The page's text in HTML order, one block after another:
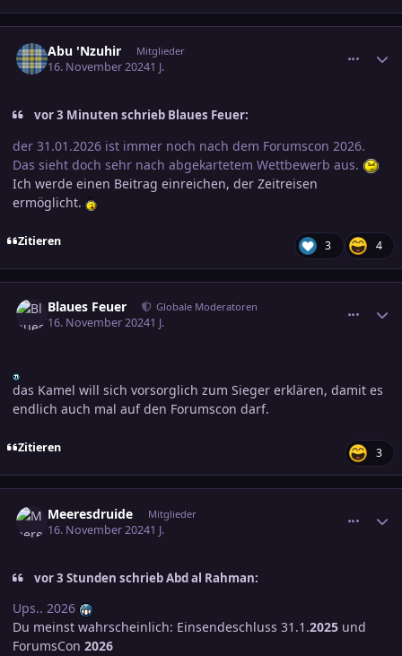
Abu 'Nzuhir Mitglieder
16. November 20241 J.
vor 3 Minuten schrieb Blaues Feuer:
der 31.01.2026 ist immer noch nach dem Forumscon 2026.
Das sieht doch sehr nach abgekartetem Wettbewerb aus.
Ich werde einen Beitrag einreichen, der Zeitreisen
ermöglicht.
Zitieren 3 4
Blaues Feuer Globale Moderatoren
16. November 20241 J.
das Kamel will sich vorsorglich zum Sieger erklären, damit es
endlich auch mal auf den Forumscon darf.
Zitieren 3
Meeresdruide Mitglieder
16. November 20241 J.
vor 3 Stunden schrieb Abd al Rahman:
Ups.. 2026
Du meinst wahrscheinlich: Einsendeschluss 31.1.2025 und
ForumsCon 2026